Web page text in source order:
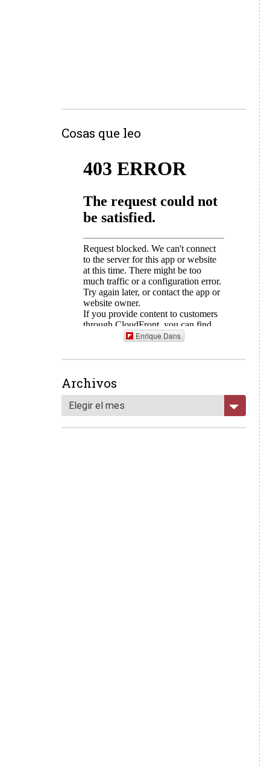
Cosas que leo
Enrique Dans
Archivos
Elegir el mes